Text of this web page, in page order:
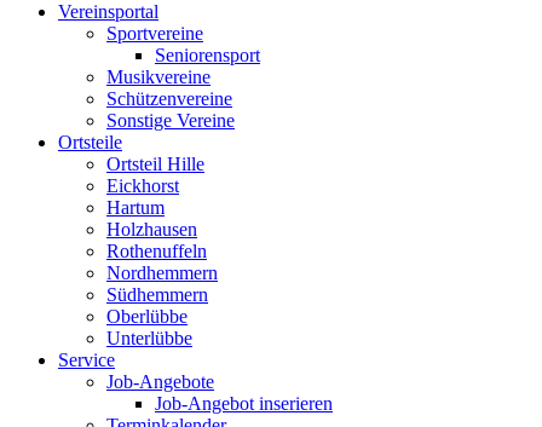
Vereinsportal
Sportvereine
Seniorensport
Musikvereine
Schützenvereine
Sonstige Vereine
Ortsteile
Ortsteil Hille
Eickhorst
Hartum
Holzhausen
Rothenuffeln
Nordhemmern
Südhemmern
Oberlübbe
Unterlübbe
Service
Job-Angebote
Job-Angebot inserieren